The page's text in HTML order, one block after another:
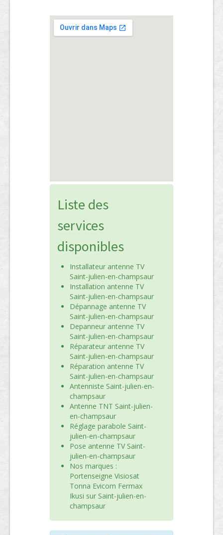
Liste des
services
disponibles
Installateur antenne TV
Saint-julien-en-champsaur
Installation antenne TV
Saint-julien-en-champsaur
Dépannage antenne TV
Saint-julien-en-champsaur
Depanneur antenne TV
Saint-julien-en-champsaur
Réparateur antenne TV
Saint-julien-en-champsaur
Réparation antenne TV
Saint-julien-en-champsaur
Antenniste Saint-julien-en-
champsaur
Antenne TNT Saint-julien-
en-champsaur
Réglage parabole Saint-
julien-en-champsaur
Pose antenne TV Saint-
julien-en-champsaur
Nos marques :
Portenseigne Visiosat
Tonna Evicom Fermax
Ikusi sur Saint-julien-en-
champsaur